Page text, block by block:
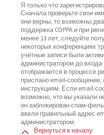
Я только что
Сначала проверьте свои
они верны, то возможны
поддержка COPPA и при
менее 13 лет, следуйте
некоторых конференциях
учётные записи были
администратором до
отображается в процессе
прислано email-
инструкциям. Если email-
возможно, что вы указали
он заблокирован спам-
ввели правильный адрес
администратором.
Вернуться к началу